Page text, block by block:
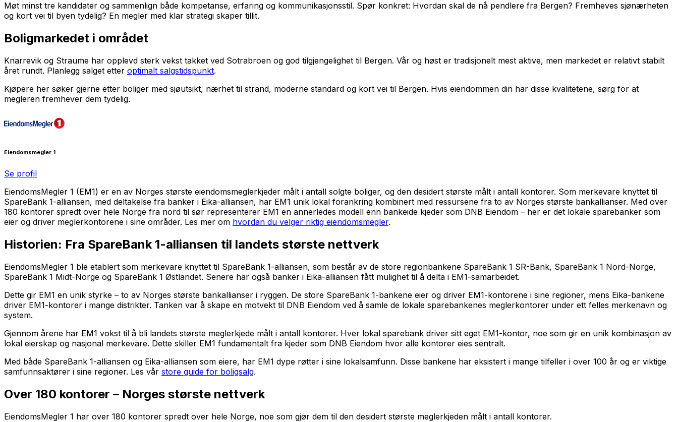
Møt minst tre kandidater og sammenlign både kompetanse, erfaring og kommunikasjonsstil. Spør konkret: Hvordan skal de nå pendlere fra Bergen? Fremheves sjønærheten
og kort vei til byen tydelig? En megler med klar strategi skaper tillit.
Boligmarkedet i området
Knarrevik og Straume har opplevd sterk vekst takket ved Sotrabroen og god tilgjengelighet til Bergen. Vår og høst er tradisjonelt mest aktive, men markedet er relativt stabilt
året rundt. Planlegg salget etter optimalt salgstidspunkt.
Kjøpere her søker gjerne etter boliger med sjøutsikt, nærhet til strand, moderne standard og kort vei til Bergen. Hvis eiendommen din har disse kvalitetene, sørg for at
megleren fremhever dem tydelig.
Eiendomsmegler 1
Se profil
EiendomsMegler 1 (EM1) er en av Norges største eiendomsmeglerkjeder målt i antall solgte boliger, og den desidert største målt i antall kontorer. Som merkevare knyttet til
SpareBank 1-alliansen, med deltakelse fra banker i Eika-alliansen, har EM1 unik lokal forankring kombinert med ressursene fra to av Norges største bankallianser. Med over
180 kontorer spredt over hele Norge fra nord til sør representerer EM1 en annerledes modell enn bankeide kjeder som DNB Eiendom – her er det lokale sparebanker som
eier og driver meglerkontorene i sine områder. Les mer om hvordan du velger riktig eiendomsmegler.
Historien: Fra SpareBank 1-alliansen til landets største nettverk
EiendomsMegler 1 ble etablert som merkevare knyttet til SpareBank 1-alliansen, som består av de store regionbankene SpareBank 1 SR-Bank, SpareBank 1 Nord-Norge,
SpareBank 1 Midt-Norge og SpareBank 1 Østlandet. Senere har også banker i Eika-alliansen fått mulighet til å delta i EM1-samarbeidet.
Dette gir EM1 en unik styrke – to av Norges største bankallianser i ryggen. De store SpareBank 1-bankene eier og driver EM1-kontorene i sine regioner, mens Eika-bankene
driver EM1-kontorer i mange distrikter. Tanken var å skape en motvekt til DNB Eiendom ved å samle de lokale sparebankenes meglerkontorer under ett felles merkenavn og
system.
Gjennom årene har EM1 vokst til å bli landets største meglerkjede målt i antall kontorer. Hver lokal sparebank driver sitt eget EM1-kontor, noe som gir en unik kombinasjon av
lokal eierskap og nasjonal merkevare. Dette skiller EM1 fundamentalt fra kjeder som DNB Eiendom hvor alle kontorer eies sentralt.
Med både SpareBank 1-alliansen og Eika-alliansen som eiere, har EM1 dype røtter i sine lokalsamfunn. Disse bankene har eksistert i mange tilfeller i over 100 år og er viktige
samfunnsaktører i sine regioner. Les vår store guide for boligsalg.
Over 180 kontorer – Norges største nettverk
EiendomsMegler 1 har over 180 kontorer spredt over hele Norge, noe som gjør dem til den desidert største meglerkjeden målt i antall kontorer.